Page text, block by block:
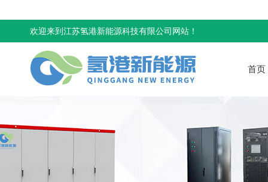
欢迎来到江苏氢港新能源科技有限公司网站！
首页